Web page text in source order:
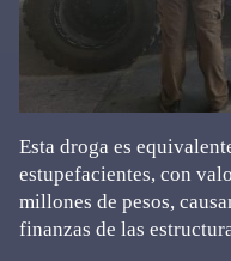
Esta droga es
estupefacientes, con
millones de pesos,
finanzas de las